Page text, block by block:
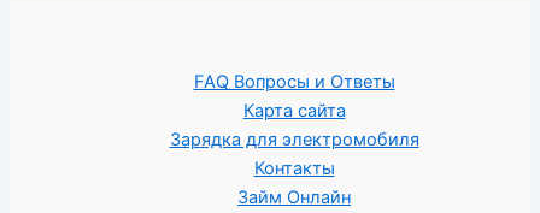
FAQ Вопросы и Ответы
Карта сайта
Зарядка для электромобиля
Контакты
Займ Онлайн